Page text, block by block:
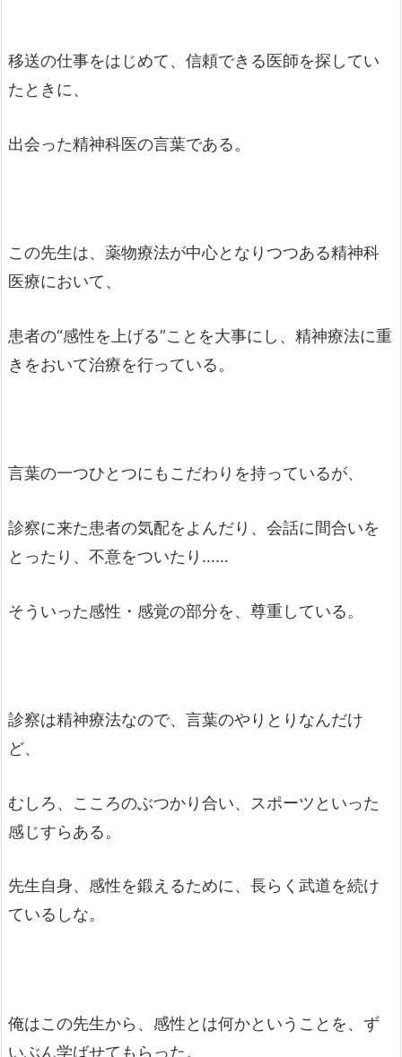
移送の仕事をはじめて、信頼できる医師を探してい
たときに、
出会った精神科医の言葉である。
この先生は、薬物療法が中心となりつつある精神科
医療において、
患者の“感性を上げる”ことを大事にし、精神療法に重
きをおいて治療を行っている。
言葉の一つひとつにもこだわりを持っているが、
診察に来た患者の気配をよんだり、会話に間合いを
とったり、不意をついたり……
そういった感性・感覚の部分を、尊重している。
診察は精神療法なので、言葉のやりとりなんだけ
ど、
むしろ、こころのぶつかり合い、スポーツといった
感じすらある。
先生自身、感性を鍛えるために、長らく武道を続け
ているしな。
俺はこの先生から、感性とは何かということを、ず
いぶん学ばせてもらった。